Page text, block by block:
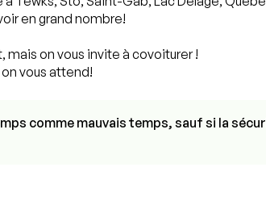
en grand nombre!
mais on vous invite à covoiturer !
vous attend!
comme mauvais temps, sauf si la